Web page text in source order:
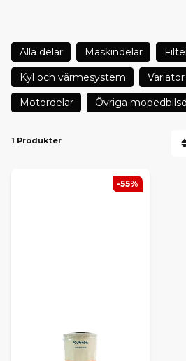
Alla delar Maskindelar
Kyl och värmesystem
Motordelar
Övriga
1 Produkter
-55%